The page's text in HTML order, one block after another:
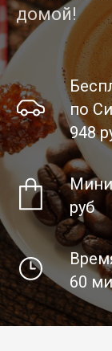
домой!
по
948
руб
60